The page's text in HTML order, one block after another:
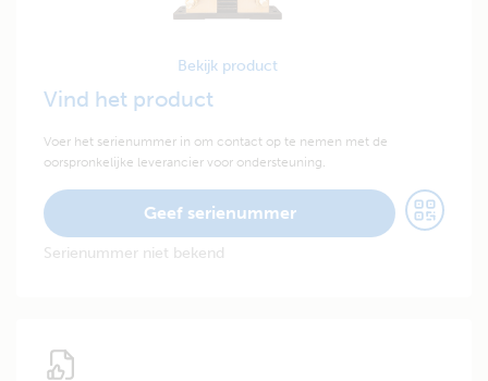
Bekijk product
Vind het product
Voer het serienummer in om contact op te nemen met de
oorspronkelijke leverancier voor ondersteuning.
Geef serienummer
Serienummer niet bekend